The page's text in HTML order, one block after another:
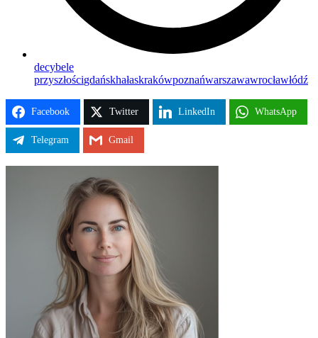
decybele
przyszłościgdańskhałaskrakówpoznańwarszawawrocławłódź
Facebook Twitter LinkedIn WhatsApp
Telegram Gmail